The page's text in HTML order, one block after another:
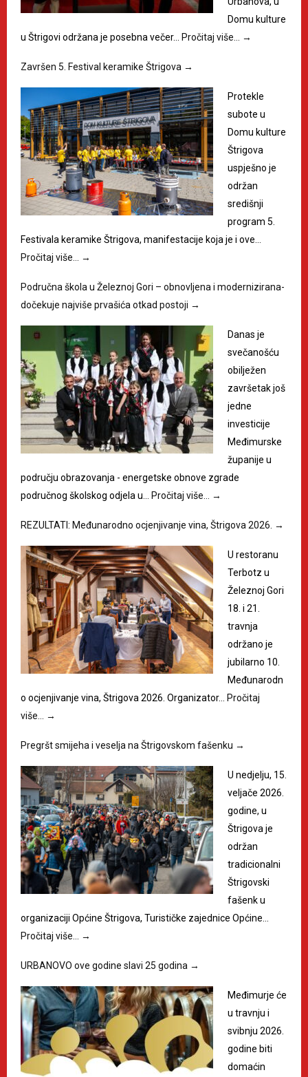
Domu kulture
u Štrigovi održana je posebna večer…
Pročitaj više… →
Završen 5. Festival keramike Štrigova →
Protekle
subote u
Domu kulture
Štrigova
uspješno je
održan
središnji
program 5.
Festivala keramike Štrigova, manifestacije koja je i ove…
Pročitaj više…
→
Područna škola u Železnoj Gori – obnovljena i modernizirana-
dočekuje najviše prvašića otkad postoji →
Danas je
svečanošću
obilježen
završetak još
jedne
investicije
Međimurske
županije u
području obrazovanja - energetske obnove zgrade
područnog školskog odjela u…
Pročitaj više… →
REZULTATI: Međunarodno ocjenjivanje vina, Štrigova 2026. →
U restoranu
Terbotz u
Železnoj Gori
18. i 21.
travnja
održano je
jubilarno 10.
Međunarodn
o ocjenjivanje vina, Štrigova 2026. Organizator…
Pročitaj
više…
→
Pregršt smijeha i veselja na Štrigovskom fašenku →
U nedjelju, 15.
veljače 2026.
godine, u
Štrigova je
održan
tradicionalni
Štrigovski
fašenk u
organizaciji Općine Štrigova, Turističke zajednice Općine…
Pročitaj više…
→
URBANOVO ove godine slavi 25 godina →
Međimurje će
u travnju i
svibnju 2026.
godine biti
domaćin